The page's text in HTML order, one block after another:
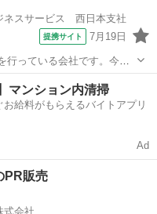
ネスサービス 西日本支社
提携サイト 7月19日
っている会社です。今回
集になります◎ ＼岩国
◎／ 基本直行直
マンション内清掃
給料がもらえるバイトアプリ
Ad
PR販売
式会社